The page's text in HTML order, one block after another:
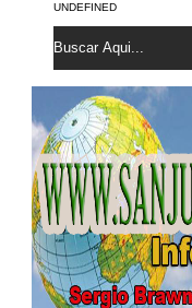
UNDEFINED